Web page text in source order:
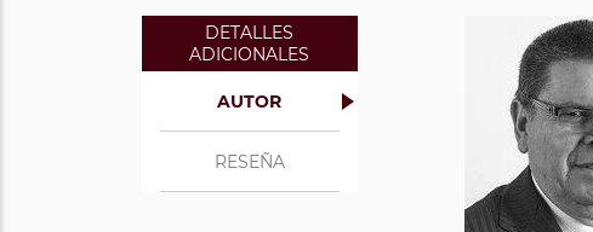
DETALLES
ADICIONALES
AUTOR
RESEÑA